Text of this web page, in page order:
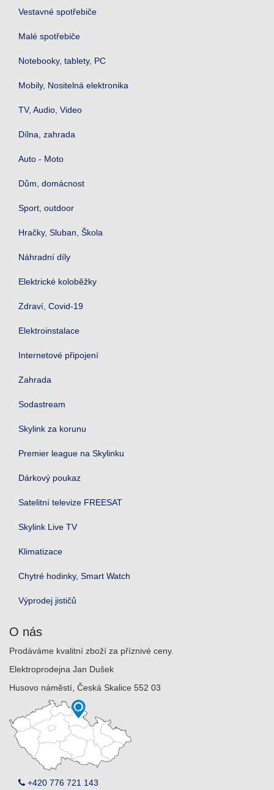
Vestavné spotřebiče
Malé spotřebiče
Notebooky, tablety, PC
Mobily, Nositelná elektronika
TV, Audio, Video
Dílna, zahrada
Auto - Moto
Dům, domácnost
Sport, outdoor
Hračky, Sluban, Škola
Náhradní díly
Elektrické koloběžky
Zdraví, Covid-19
Elektroinstalace
Internetové připojení
Zahrada
Sodastream
Skylink za korunu
Premier league na Skylinku
Dárkový poukaz
Satelitní televize FREESAT
Skylink Live TV
Klimatizace
Chytré hodinky, Smart Watch
Výprodej jističů
O nás
Prodáváme kvalitní zboží za příznivé ceny.
Elektroprodejna Jan Dušek
Husovo náměstí, Česká Skalice 552 03
+420 776 721 143